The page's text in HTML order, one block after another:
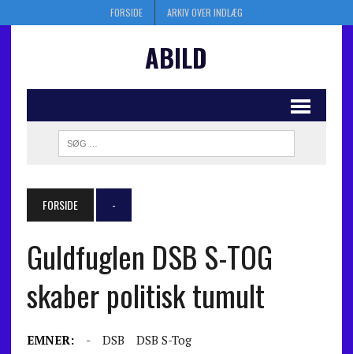
FORSIDE ARKIV OVER INDLÆG
ABILD
FORSIDE -
Guldfuglen DSB S-TOG
skaber politisk tumult
EMNER: - DSB
DSB S-Tog